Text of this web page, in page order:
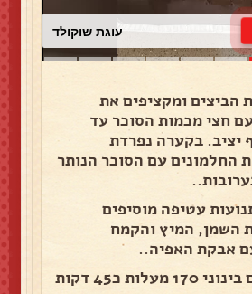
עוגת שוקולד
הביצים ומקציפים את
חצי מכמות הסוכר עד
יציב. בקערה נפרדת
החלמונים עם הסוכר הנותר
עטיפה מוסיפים
השמן, המיץ והקמח
אבקת האפיה..
אופים בחום בינוני 170 מעלות כ45 דקות